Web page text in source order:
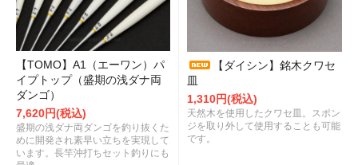
【TOMO】A1（エーワン）パ
イプトップ（盛期の浅ダナ両
ダンゴ）
7,620円(税込)
盛期の浅ダナ両ダンゴを釣り抜くた
めに開発され素早い立ちを実現して
います。長竿沖打ちセット釣りにも
【ダイシン】銘木クワセ
皿
1,310円(税込)
天然木を使用したクワセ皿。スポン
ジを取り外して使用することも可能
です。